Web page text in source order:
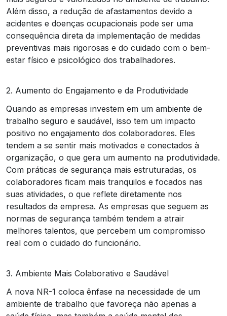
Além disso, a redução de afastamentos devido a
acidentes e doenças ocupacionais pode ser uma
consequência direta da implementação de medidas
preventivas mais rigorosas e do cuidado com o bem-
estar físico e psicológico dos trabalhadores.
2. Aumento do Engajamento e da Produtividade
Quando as empresas investem em um ambiente de
trabalho seguro e saudável, isso tem um impacto
positivo no engajamento dos colaboradores. Eles
tendem a se sentir mais motivados e conectados à
organização, o que gera um aumento na produtividade.
Com práticas de segurança mais estruturadas, os
colaboradores ficam mais tranquilos e focados nas
suas atividades, o que reflete diretamente nos
resultados da empresa. As empresas que seguem as
normas de segurança também tendem a atrair
melhores talentos, que percebem um compromisso
real com o cuidado do funcionário.
3. Ambiente Mais Colaborativo e Saudável
A nova NR-1 coloca ênfase na necessidade de um
ambiente de trabalho que favoreça não apenas a